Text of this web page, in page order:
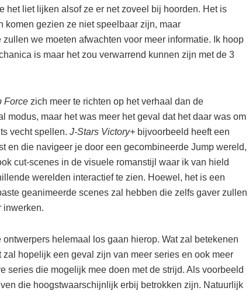
het liet lijken alsof ze er net zoveel bij hoorden. Het is
gezien ze niet speelbaar zijn, maar
we moeten afwachten voor meer informatie. Ik hoop
is maar het zou verwarrend kunnen zijn met de 3
Force zich meer te richten op het verhaal dan de
modus, maar het was meer het geval dat het daar was om
vecht spellen. J-Stars Victory+ bijvoorbeeld heeft een
en die navigeer je door een gecombineerde Jump wereld,
cut-scenes in de visuele romanstijl waar ik van hield
werelden interactief te zien. Hoewel, het is een
geanimeerde scenes zal hebben die zelfs gaver zullen
inwerken.
helemaal los gaan hierop. Wat zal betekenen
zal hopelijk een geval zijn van meer series en ook meer
series die mogelijk mee doen met de strijd. Als voorbeeld
die hoogstwaarschijnlijk erbij betrokken zijn. Natuurlijk